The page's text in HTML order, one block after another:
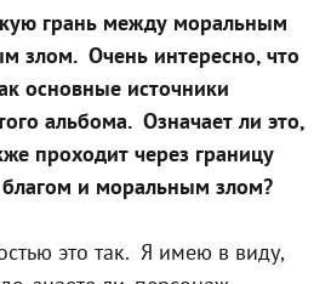
грань между моральным
злом. Очень интересно, что
основные источники
альбома. Означает ли это,
проходит через границу
и моральным злом?
это так. Я имею в виду,